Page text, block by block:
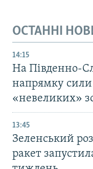
ОСТАННІ
14:15
На Південно-
напрямку сили
«невеликих»
13:45
Зеленський
ракет